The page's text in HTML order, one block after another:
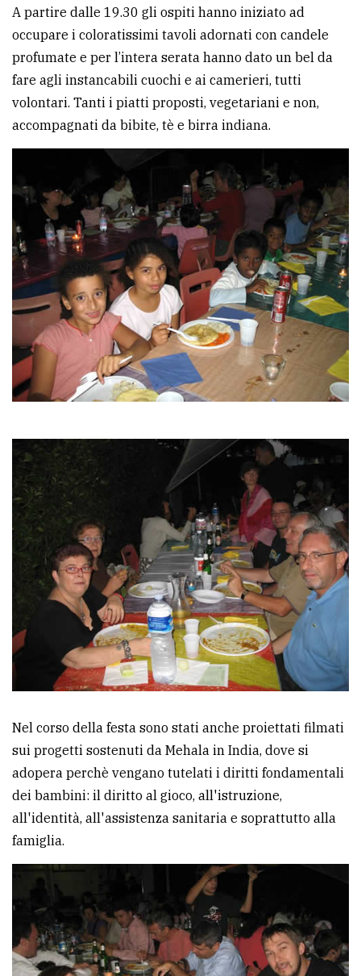
policy
Cookie
A partire dalle 19.30 gli ospiti hanno iniziato ad
occupare i coloratissimi tavoli adornati con candele
profumate e per l’intera serata hanno dato un bel da
fare agli instancabili cuochi e ai camerieri, tutti
volontari. Tanti i piatti proposti, vegetariani e non,
accompagnati da bibite, tè e birra indiana.
Nel corso della festa sono stati anche proiettati filmati
sui progetti sostenuti da Mehala in India, dove si
adopera perchè vengano tutelati i diritti fondamentali
dei bambini: il diritto al gioco, all'istruzione,
all'identità, all'assistenza sanitaria e soprattutto alla
famiglia.